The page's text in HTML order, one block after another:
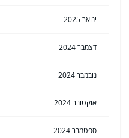
ינואר 2025
דצמבר 2024
נובמבר 2024
אוקטובר 2024
ספטמבר 2024